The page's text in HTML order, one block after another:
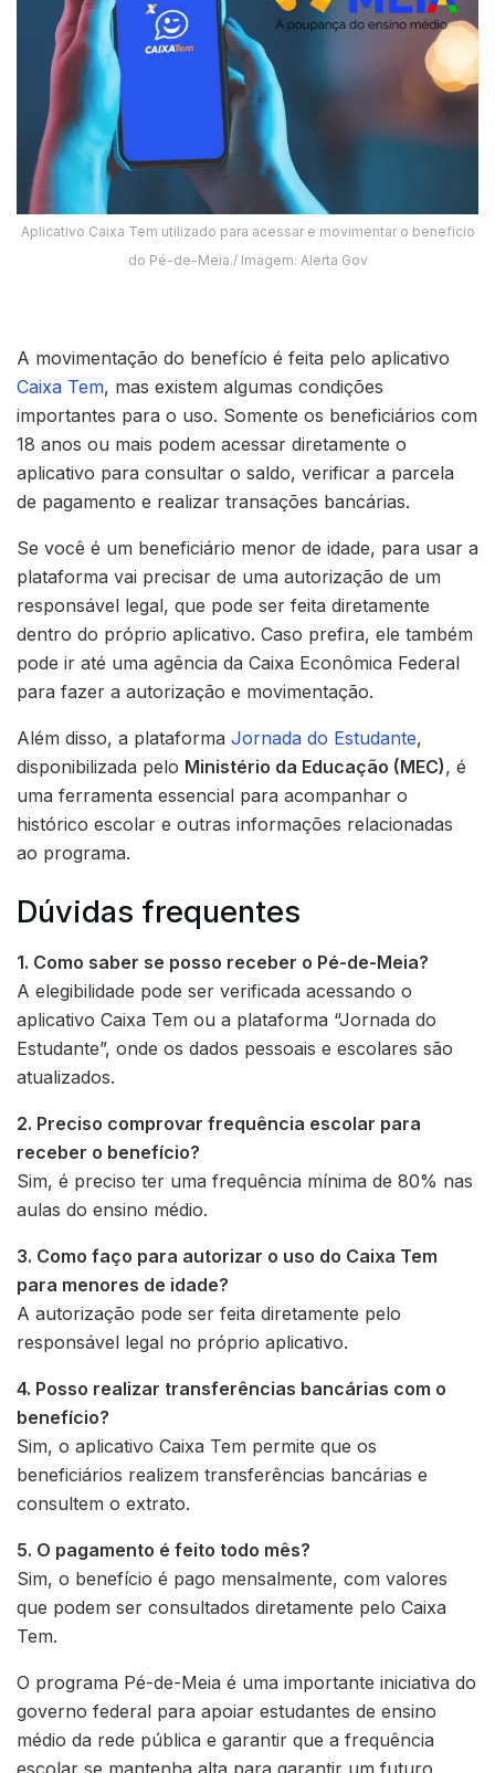
Aplicativo Caixa Tem utilizado para acessar e movimentar o benefício
do Pé-de-Meia./ Imagem: Alerta Gov
A movimentação do benefício é feita pelo aplicativo
Caixa Tem, mas existem algumas condições
importantes para o uso. Somente os beneficiários com
18 anos ou mais podem acessar diretamente o
aplicativo para consultar o saldo, verificar a parcela
de pagamento e realizar transações bancárias.
Se você é um beneficiário menor de idade, para usar a
plataforma vai precisar de uma autorização de um
responsável legal, que pode ser feita diretamente
dentro do próprio aplicativo. Caso prefira, ele também
pode ir até uma agência da Caixa Econômica Federal
para fazer a autorização e movimentação.
Além disso, a plataforma Jornada do Estudante,
disponibilizada pelo Ministério da Educação (MEC), é
uma ferramenta essencial para acompanhar o
histórico escolar e outras informações relacionadas
ao programa.
Dúvidas frequentes
1. Como saber se posso receber o Pé-de-Meia?
A elegibilidade pode ser verificada acessando o
aplicativo Caixa Tem ou a plataforma “Jornada do
Estudante”, onde os dados pessoais e escolares são
atualizados.
2. Preciso comprovar frequência escolar para
receber o benefício?
Sim, é preciso ter uma frequência mínima de 80% nas
aulas do ensino médio.
3. Como faço para autorizar o uso do Caixa Tem
para menores de idade?
A autorização pode ser feita diretamente pelo
responsável legal no próprio aplicativo.
4. Posso realizar transferências bancárias com o
benefício?
Sim, o aplicativo Caixa Tem permite que os
beneficiários realizem transferências bancárias e
consultem o extrato.
5. O pagamento é feito todo mês?
Sim, o benefício é pago mensalmente, com valores
que podem ser consultados diretamente pelo Caixa
Tem.
O programa Pé-de-Meia é uma importante iniciativa do
governo federal para apoiar estudantes de ensino
médio da rede pública e garantir que a frequência
escolar se mantenha alta para garantir um futuro